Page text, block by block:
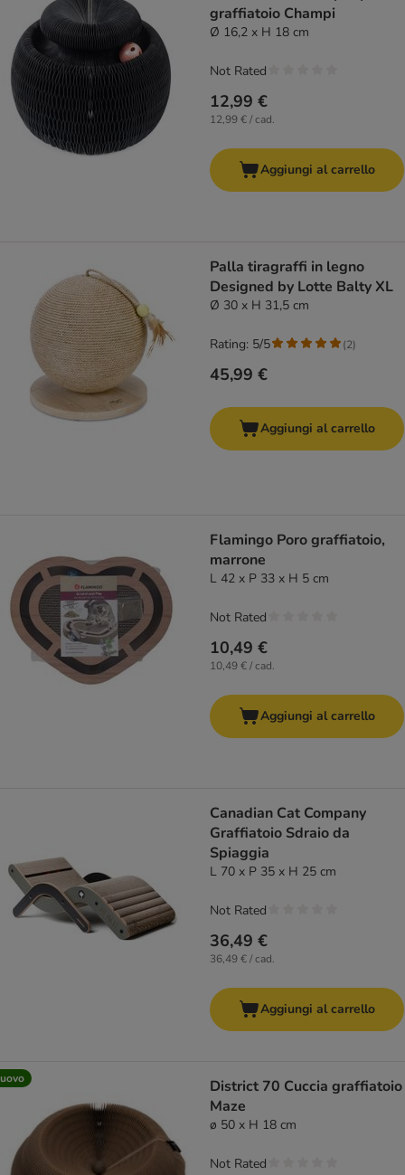
graffiatoio Champi
Ø 16,2 x H 18 cm
12,99 €
12,99 € / cad.
Not Rated
Aggiungi al carrello
Palla tiragraffi in legno
Designed by Lotte Balty XL
Ø 30 x H 31,5 cm
45,99 €
Rating: 5/5 (2)
Aggiungi al carrello
Flamingo Poro graffiatoio,
marrone
L 42 x P 33 x H 5 cm
10,49 €
10,49 € / cad.
Not Rated
Aggiungi al carrello
Canadian Cat Company
Graffiatoio Sdraio da
Spiaggia
L 70 x P 35 x H 25 cm
36,49 €
36,49 € / cad.
Not Rated
Aggiungi al carrello
District 70 Cuccia graffiatoio
Maze
ø 50 x H 18 cm
Not Rated